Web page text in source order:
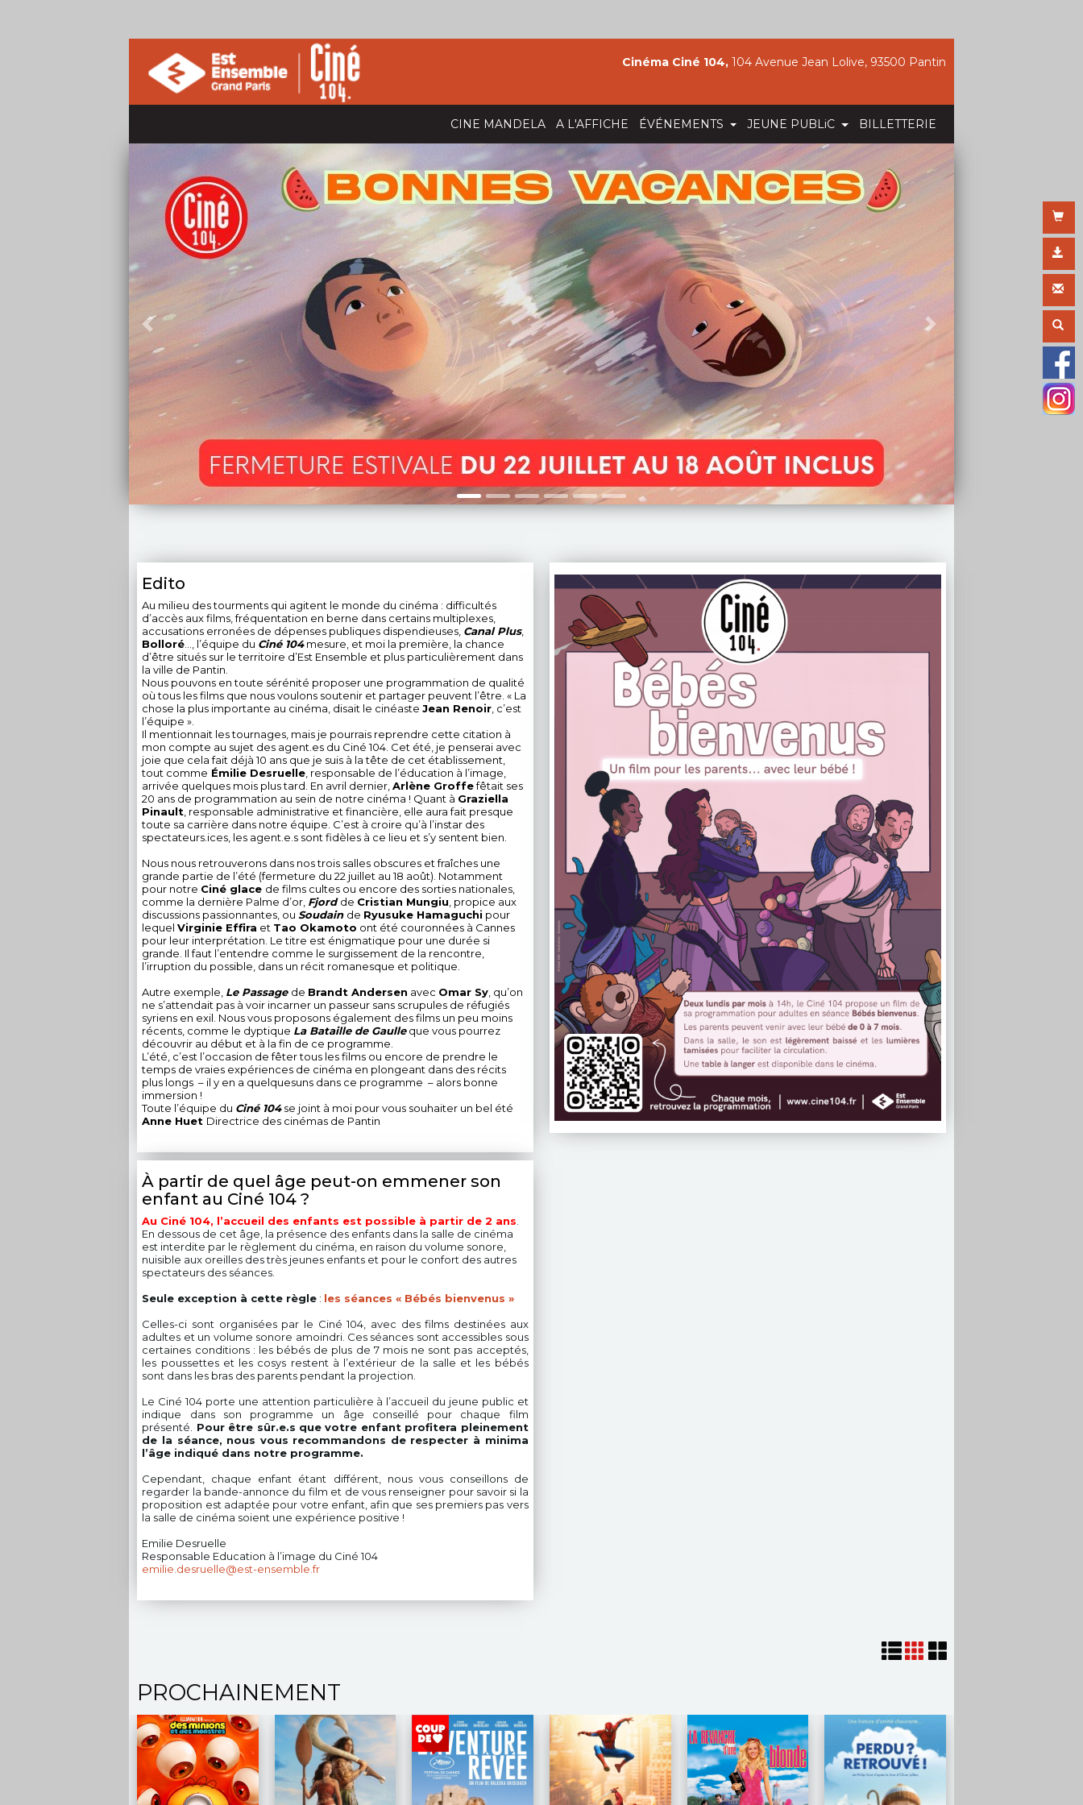
CINE MANDELA A L'AFFICHE ÉVÉNEMENTS JEUNE PUBLiC BILLETTERIE
Cinéma Ciné 104, 104 Avenue Jean Lolive, 93500 Pantin
Découvrez notre programme de l'été
Précédent Suivant
Edito
Au milieu des tourments qui agitent le monde du cinéma : difficultés
d’accès aux films, fréquentation en berne dans certains multiplexes,
accusations erronées de dépenses publiques dispendieuses, Canal Plus,
Bolloré …, l’équipe du Ciné 104mesure, et moi la première, la chance
d’être situés sur le territoire d’Est Ensemble et plus particulièrement dans
la ville de Pantin.
Nous pouvons en toute sérénité proposer une programmation de qualité
où tous les films que nous voulons soutenir et partager peuvent l’être. « La
chose la plus importante au cinéma, disait le cinéasteJean Renoir , c’est
l’équipe ».
Il mentionnait les tournages, mais je pourrais reprendre cette citation à
mon compte au sujet des agent.es du Ciné 104. Cet été, je penserai avec
joie que cela fait déjà 10 ans que je suis à la tête de cet établissement,
tout comme Émilie Desruelle , responsable de l’éducation à l’image,
arrivée quelques mois plus tard. En avril dernier,Arlène Groffefêtait ses
20 ans de programmation au sein de notre cinéma ! Quant à Graziella
Pinault , responsable administrative et financière, elle aura fait presque
toute sa carrière dans notre équipe. C’est à croire qu’à l’instar des
spectateurs.ices, les agent.e.s sont fidèles à ce lieu et s’y sentent bien.
Nous nous retrouverons dans nos trois salles obscures et fraîches une
grande partie de l’été (fermeture du 22 juillet au 18 août). Notamment
pour notre Ciné glace de films cultes ou encore des sorties nationales,
comme la dernière Palme d’or, Fjordde Cristian Mungiu , propice aux
discussions passionnantes, ou Soudain de Ryusuke Hamaguchi pour
lequelVirginie Effira et Tao Okamoto ont été couronnées à Cannes
pour leur interprétation. Le titre est énigmatique pour une durée si
grande. Il faut l’entendre comme le surgissement de la rencontre,
l’irruption du possible, dans un récit romanesque et politique.
Autre exemple, Le Passage de Brandt Andersen avec Omar Sy , qu’on
ne s’attendait pas à voir incarner un passeur sans scrupules de réfugiés
syriens en exil. Nous vous proposons également des films un peu moins
récents, comme le dyptique La Bataille de Gaulleque vous pourrez
découvrir au début et à la fin de ce programme.
L’été, c’est l’occasion de fêter tous les films ou encore de prendre le
temps de vraies expériences de cinéma en plongeant dans des récits
plus longs – il y en a quelquesuns dans ce programme – alors bonne
immersion !
Toute l’équipe du Ciné 104 se joint à moi pour vous souhaiter un bel été
Anne Huet Directrice des cinémas de Pantin
À partir de quel âge peut-on emmener son
enfant au Ciné 104 ?
Au Ciné 104, l’accueil des enfants est possible à partir de 2 ans
En dessous de cet âge, la présence des enfants dans la salle de cinéma
est interdite par le règlement du cinéma, en raison duvolume sonore
nuisible aux oreilles des très jeunes enfants et pour le confort des autres
spectateurs des séances.
Seule exception à cette règle : les séances « Bébés bienvenus »
Celles-ci sont organisées par le Ciné 104, avec des films destinées aux
adultes et un volume sonore amoindri. Ces séances sont accessibles sous
certaines conditions : les bébés de plus de 7 mois ne sont pas acceptés,
les poussettes et les cosys restent à l’extérieur de la salle et les bébés
sont dans les bras des parents pendant la projection.
Le Ciné 104 porte une attention particulière à l’accueil du jeune public et
indique dans son programme un âge conseillé pour chaque film
présenté.
Pour être sûr.e.s que votre enfant profitera pleinement
de la séance, nous vous recommandons de respecter à minima
l’âge indiqué dans notre programme.
Cependant, chaque enfant étant différent, nous vous conseillons de
regarder la bande-annonce du film et de vous renseigner pour savoir si la
proposition est adaptée pour votre enfant, afin que ses premiers pas vers
la salle de cinéma soient une expérience positive !
Emilie Desruelle
Responsable Education à l’image du Ciné 104
emilie.desruelle@est-ensemble.fr
PROCHAINEMENT